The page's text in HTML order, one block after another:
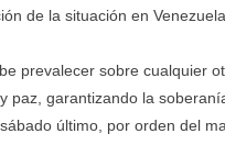
de la situación en
prevalecer sobre cualquier
paz, garantizando la
último, por orden del